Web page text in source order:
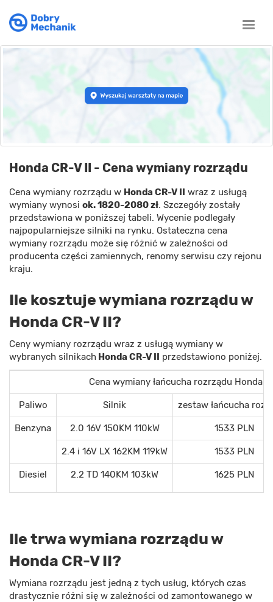
Toggle
Honda CR-V II - Cena wymiany rozrządu
Cena wymiany rozrządu w Honda CR-V II wraz z usługą
wymiany wynosi ok. 1820-2080 zł. Szczegóły zostały
przedstawiona w poniższej tabeli. Wycenie podlegały
najpopularniejsze silniki na rynku. Ostateczna cena
wymiany rozrządu może się różnić w zależności od
producenta części zamiennych, renomy serwisu czy rejonu
kraju.
Ile kosztuje wymiana rozrządu w
Honda CR-V II?
Ceny wymiany rozrządu wraz z usługą wymiany w
wybranych silnikach Honda CR-V II przedstawiono poniżej.
Cena wymiany łańcucha rozrządu Honda
Paliwo Silnik zestaw łańcucha
Benzyna 2.0 16V 150KM 110kW 1533 PLN
2.4 i 16V LX 162KM 119kW 1533 PLN
Diesiel 2.2 TD 140KM 103kW 1625 PLN
Ile trwa wymiana rozrządu w
Honda CR-V II?
Wymiana rozrządu jest jedną z tych usług, których czas
drastycznie różni się w zależności od zamontowanego w